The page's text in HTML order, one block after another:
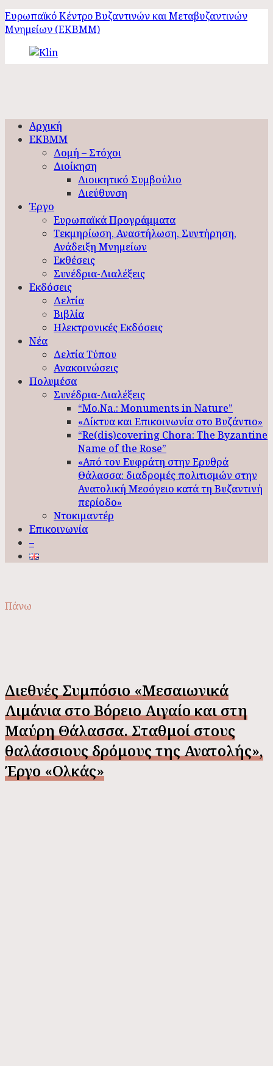
Ευρωπαϊκό Κέντρο Βυζαντινών και Μεταβυζαντινών
Μνημείων (ΕΚΒΜΜ)
Αρχική
ΕΚΒΜΜ
Δομή – Στόχοι
Διοίκηση
Διοικητικό Συμβούλιο
Διεύθυνση
Έργο
Ευρωπαϊκά Προγράμματα
Τεκμηρίωση, Αναστήλωση, Συντήρηση,
Ανάδειξη Μνημείων
Εκθέσεις
Συνέδρια-Διαλέξεις
Εκδόσεις
Δελτία
Βιβλία
Ηλεκτρονικές Εκδόσεις
Νέα
Δελτία Τύπου
Ανακοινώσεις
Πολυμέσα
Συνέδρια-Διαλέξεις
“Mo.Na.: Monuments in Nature”
«Δίκτυα και Επικοινωνία στο Βυζάντιο»
“Re(dis)covering Chora: The Byzantine
Name of the Rose”
«Από τον Ευφράτη στην Ερυθρά
Θάλασσα: διαδρομές πολιτισμών στην
Ανατολική Μεσόγειο κατά τη Βυζαντινή
περίοδο»
Ντοκιμαντέρ
Επικοινωνία
–
Πάνω
Διεθνές Συμπόσιο «Μεσαιωνικά
Λιμάνια στο Βόρειο Αιγαίο και στη
Μαύρη Θάλασσα. Σταθμοί στους
θαλάσσιους δρόμους της Ανατολής»,
Έργο «Ολκάς»